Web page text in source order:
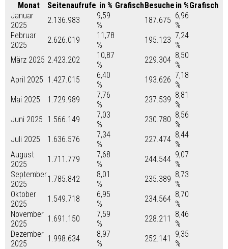
Monat Seitenaufrufe in % GrafischBesuche in %Grafisch
Januar
2025
2.136.983
9,59
%
187.675 6,96
%
Februar
2025
2.626.019
11,78
%
195.123 7,24
%
März 2025 2.423.202
10,87
%
229.304 8,50
%
April 2025 1.427.015
6,40
%
193.626 7,18
%
Mai 2025
1.729.989
7,76
%
237.539 8,81
%
Juni 2025 1.566.149
7,03
%
230.780 8,56
%
Juli 2025
1.636.576
7,34
%
227.474 8,44
%
August
2025
1.711.779
7,68
%
244.544 9,07
%
September
2025
1.785.842
8,01
%
235.389 8,73
%
Oktober
2025
1.549.718
6,95
%
234.564 8,70
%
November
2025
1.691.150
7,59
%
228.211
8,46
%
Dezember
2025
1.998.634
8,97
%
252.141
9,35
%